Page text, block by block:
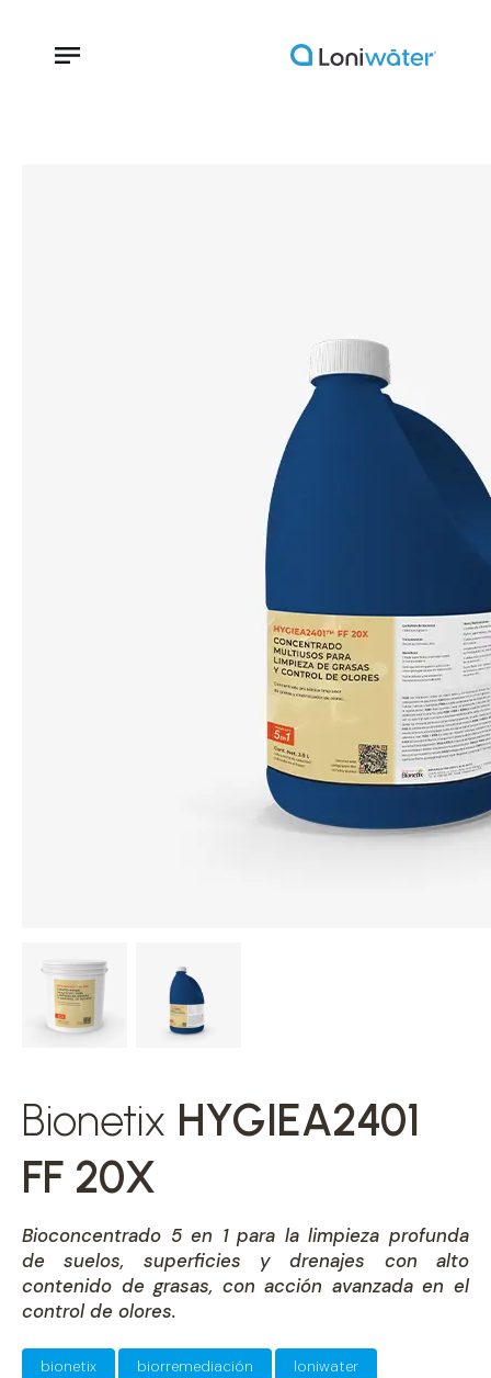
Bionetix HYGIEA2401
FF 20X
Bioconcentrado 5 en 1 para la limpieza profunda
de suelos, superficies y drenajes con alto
contenido de grasas, con acción avanzada en el
control de olores.
bionetix biorremediación loniwater